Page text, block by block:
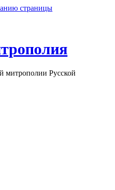
страницы
митрополии Русской